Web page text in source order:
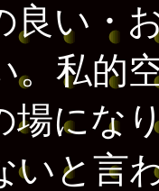
良い・
。私的
場にな
いと言